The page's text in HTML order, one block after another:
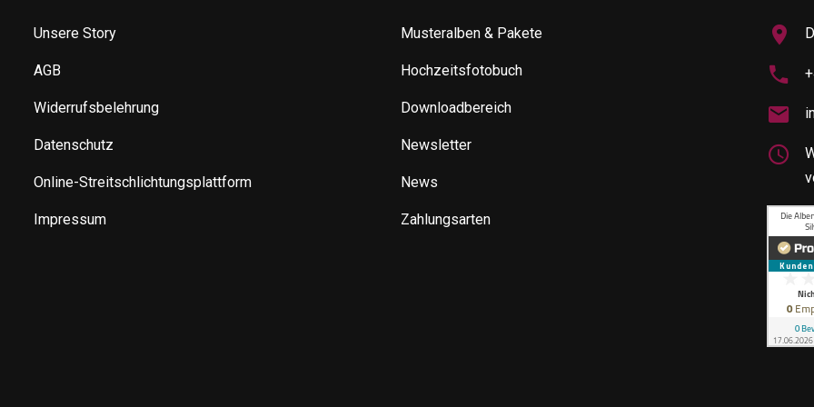
Unsere Story
AGB
Widerrufsbelehrung
Datenschutz
Online-Streitschlichtungsplattform
Impressum
Musteralben & Pakete
Hochzeitsfotobuch
Downloadbereich
Newsletter
News
Zahlungsarten